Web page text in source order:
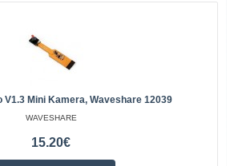
V1.3 Mini Kamera, Waveshare 12039
WAVESHARE
15.20€